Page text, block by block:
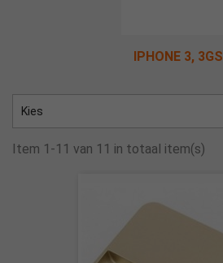
IPHONE 3, 3GS
Kies
Item 1-11 van 11 in totaal item(s)